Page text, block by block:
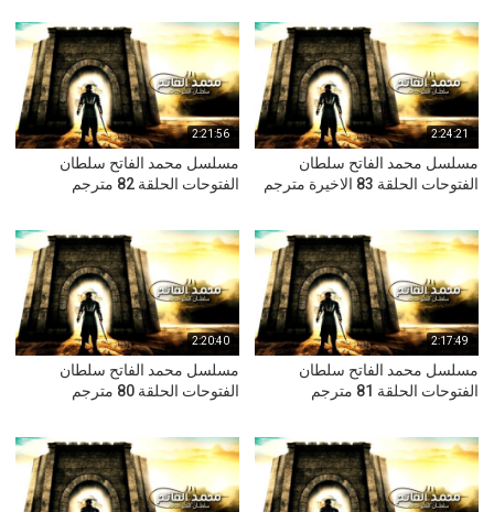
2:24:21
مسلسل محمد الفاتح سلطان
الفتوحات الحلقة 83 الاخيرة مترجم
2:21:56
مسلسل محمد الفاتح سلطان
الفتوحات الحلقة 82 مترجم
2:17:49
مسلسل محمد الفاتح سلطان
الفتوحات الحلقة 81 مترجم
2:20:40
مسلسل محمد الفاتح سلطان
الفتوحات الحلقة 80 مترجم